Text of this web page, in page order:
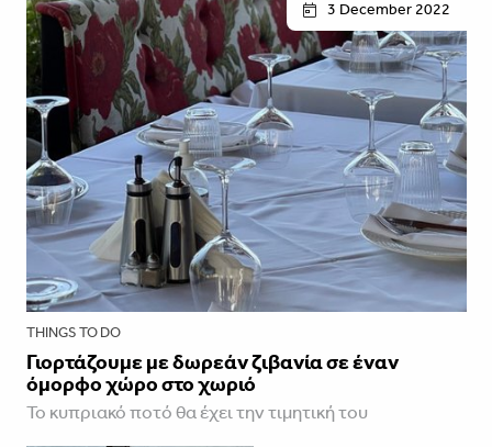
3 December 2022
THINGS TO DO
Γιορτάζουμε με δωρεάν ζιβανία σε έναν
όμορφο χώρο στο χωριό
Το κυπριακό ποτό θα έχει την τιμητική του